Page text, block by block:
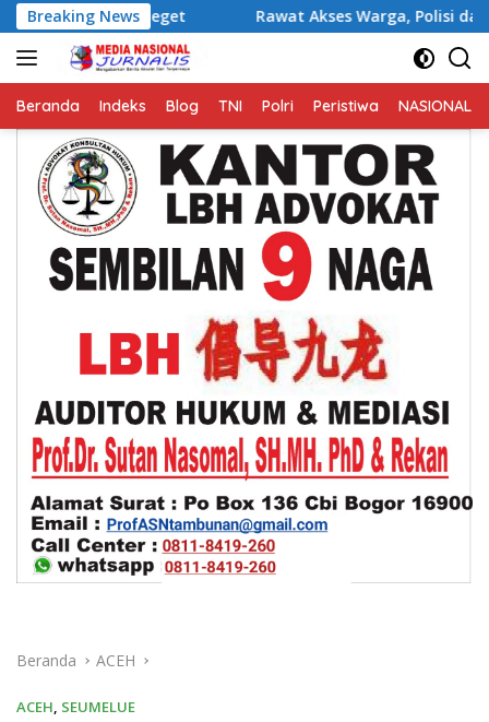
Langsung
ke
konten
Breaking NewsRawat Akses Warga, Polisi dan Masyarakat di
Beranda Indeks Blog TNI Polri Peristiwa NASIONAL
Beranda ACEH
ACEH, SEUMELUE